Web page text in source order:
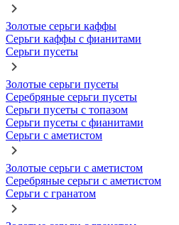
Золотые серьги каффы
Серьги каффы с фианитами
Серьги пусеты
Золотые серьги пусеты
Серебряные серьги пусеты
Серьги пусеты с топазом
Серьги пусеты с фианитами
Серьги с аметистом
Золотые серьги с аметистом
Серебряные серьги с аметистом
Серьги с гранатом